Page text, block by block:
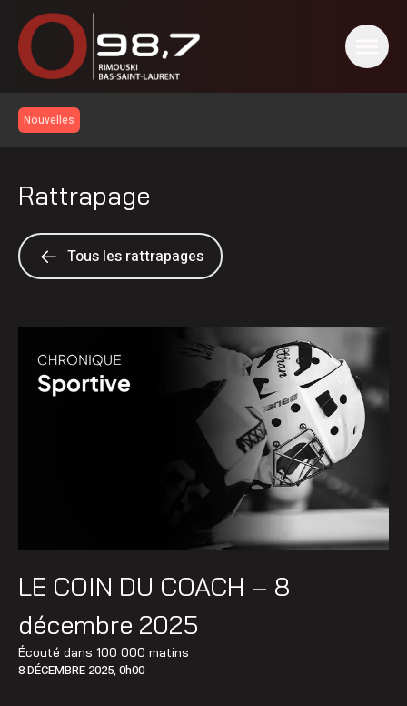
Nouvelles
Rattrapage
Tous les rattrapages
LE COIN DU COACH – 8
décembre 2025
Écouté dans 100 000 matins
8 DÉCEMBRE 2025, 0h00